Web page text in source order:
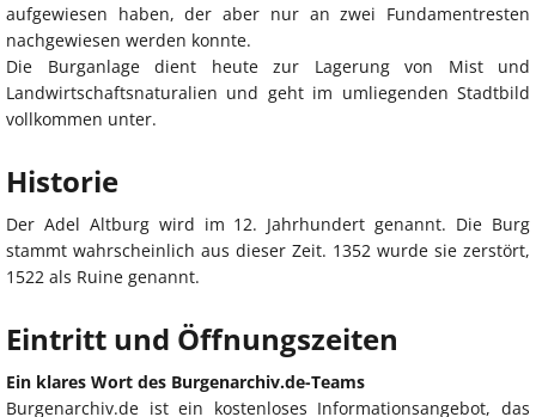
aufgewiesen haben, der aber nur an zwei Fundamentresten
nachgewiesen werden konnte.
Die Burganlage dient heute zur Lagerung von Mist und
Landwirtschaftsnaturalien und geht im umliegenden Stadtbild
vollkommen unter.
Historie
Der Adel Altburg wird im 12. Jahrhundert genannt. Die Burg
stammt wahrscheinlich aus dieser Zeit. 1352 wurde sie zerstört,
1522 als Ruine genannt.
Eintritt und Öffnungszeiten
Ein klares Wort des Burgenarchiv.de-Teams
Burgenarchiv.de ist ein kostenloses Informationsangebot, das